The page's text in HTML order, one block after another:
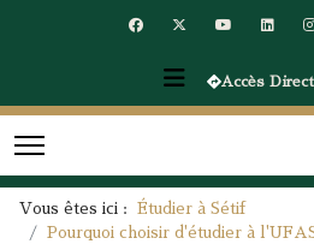
Accès Direct
Vous êtes ici : Étudier à Sétif
Pourquoi choisir d'étudier à